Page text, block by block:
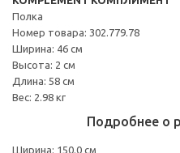
Полка
Номер товара: 302.779.78
Ширина: 46 см
Высота: 2 см
Длина: 58 см
Вес: 2.98 кг
Подробнее о
Ширина: 150.0 см